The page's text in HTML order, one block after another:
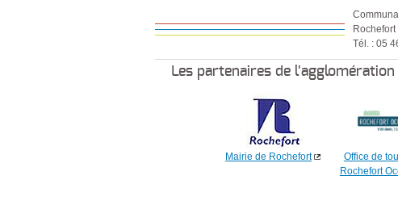
Tél. :05
Les partenaires de l'agglomération
Mairie de Rochefort
Office de
Rochefort